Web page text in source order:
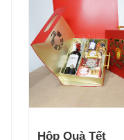
Hộp Quà Tết